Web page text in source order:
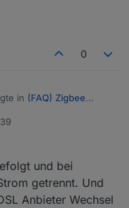
0
in (FAQ) Zigbee
>
advanced
und bei
getrennt. Und
Anbieter Wechsel